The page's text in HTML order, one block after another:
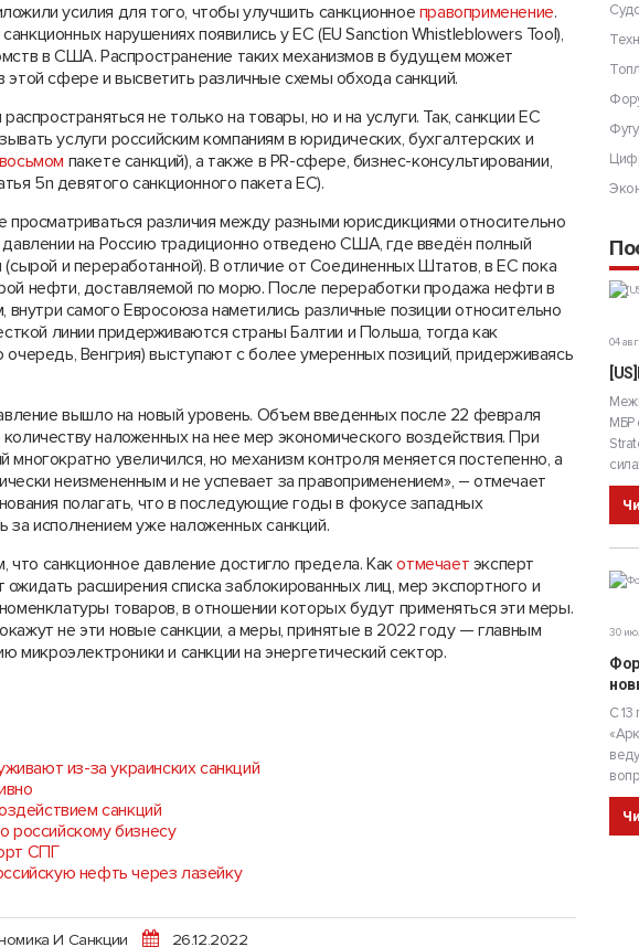
усилия для того, чтобы улучшить санкционное правоприменение.
нарушениях появились у ЕС (EU Sanction Whistleblowers Tool),
в США. Распространение таких механизмов в будущем может
этой сфере и высветить различные схемы обхода санкций.
не только на товары, но и на услуги. Так, санкции ЕС
услуги российским компаниям в юридических, бухгалтерских и
восьмом пакете санкций), а также в PR-сфере, бизнес-консультировании,
5n девятого санкционного пакета ЕС).
просматриваться различия между разными юрисдикциями относительно
давлении на Россию традиционно отведено США, где введён полный
и переработанной). В отличие от Соединенных Штатов, в ЕС пока
нефти, доставляемой по морю. После переработки продажа нефти в
самого Евросоюза наметились различные позиции относительно
линии придерживаются страны Балтии и Польша, тогда как
Венгрия) выступают с более умеренных позиций, придерживаясь
вышло на новый уровень. Объем введенных после 22 февраля
наложенных на нее мер экономического воздействия. При
увеличился, но механизм контроля меняется постепенно, а
неизмененным и не успевает за правоприменением», – отмечает
полагать, что в последующие годы в фокусе западных
за исполнением уже наложенных санкций.
что санкционное давление достигло предела. Какотмечает эксперт
расширения списка заблокированных лиц, мер экспортного и
товаров, в отношении которых будут применяться эти меры.
не эти новые санкции, а меры, принятые в 2022 году — главным
микроэлектроники и санкции на энергетический сектор.
из-за украинских санкций
санкций
бизнесу
СПГ
нефть через лазейку
И Санкции 26.12.2022
04
МБР
30
С 13